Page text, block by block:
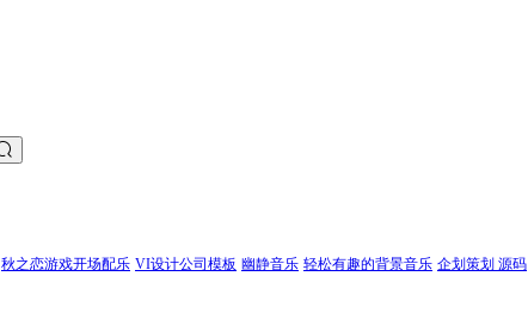
秋之恋游戏开场配乐 VI设计公司模板 幽静音乐 轻松有趣的背景音乐 企划策划 源码